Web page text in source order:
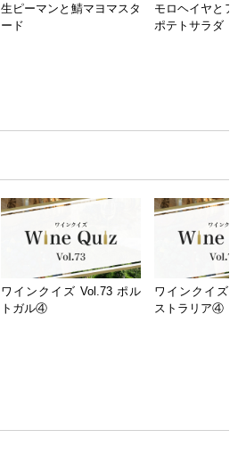
生ピーマンと鯖マヨマスタ
ード
モロヘイヤと
ポテトサラダ
ワインクイズ Vol.73 ポル
トガル④
ワインクイズ
ストラリア④